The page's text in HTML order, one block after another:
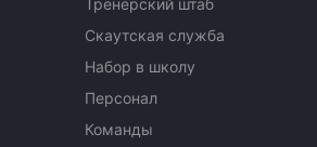
Тренерский штаб
Скаутская служба
Набор в школу
Персонал
Команды